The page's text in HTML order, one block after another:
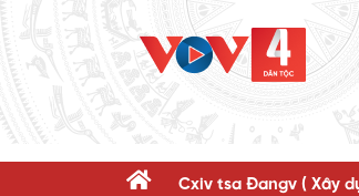
Cxiv tsa Đangv ( Xây